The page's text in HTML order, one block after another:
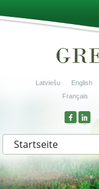
Latviešu English
Français
Startseite